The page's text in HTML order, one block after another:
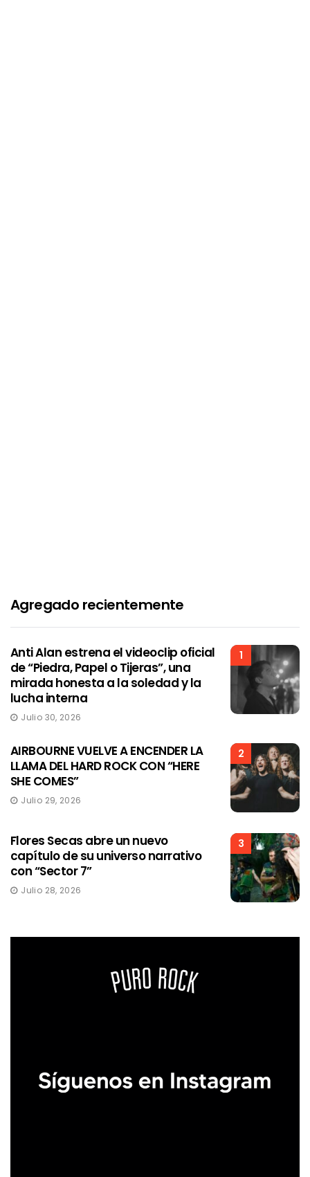
Agregado recientemente
1
Anti Alan estrena el videoclip oficial
de “Piedra, Papel o Tijeras”, una
mirada honesta a la soledad y la
lucha interna
Julio 30, 2026
2
AIRBOURNE VUELVE A ENCENDER LA
LLAMA DEL HARD ROCK CON “HERE
SHE COMES”
Julio 29, 2026
3
Flores Secas abre un nuevo
capítulo de su universo narrativo
con “Sector 7”
Julio 28, 2026